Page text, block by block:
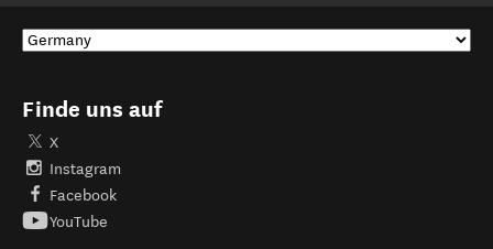
Finde uns auf
X
Instagram
Facebook
YouTube